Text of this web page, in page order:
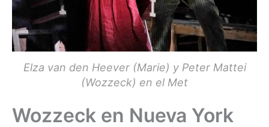
Elza van den Heever (Marie) y Peter Mattei
(Wozzeck) en el Met
Wozzeck en Nueva York